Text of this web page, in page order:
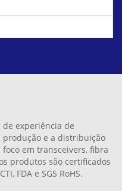
de experiência de
produção e a distribuição
em transceivers, fibra
produtos são certificados
FDA e SGS RoHS.